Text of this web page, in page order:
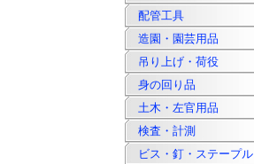
配管工具
造園・園芸用品
吊り上げ・荷役
身の回り品
土木・左官用品
検査・計測
ビス・釘・ステープル